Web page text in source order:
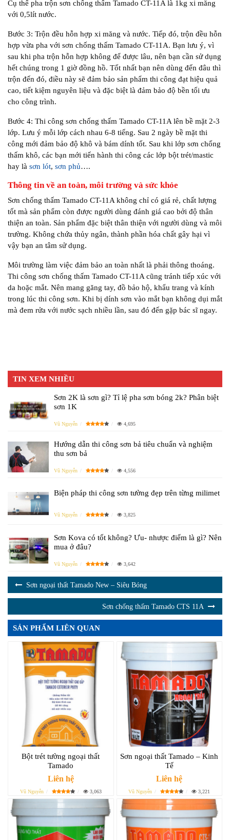
Cụ thể pha trộn sơn chống thấm Tamado CT-11A là 1kg xi măng
với 0,5lít nước.
Bước 3: Trộn đều hỗn hợp xi măng và nước. Tiếp đó, trộn đều hỗn
hợp vừa pha với sơn chống thấm Tamado CT-11A. Bạn lưu ý, vì
sau khi pha trộn hỗn hợp không để được lâu, nên bạn cần sử dụng
hết chúng trong 1 giờ đồng hồ. Tốt nhất bạn nên dùng đến đâu thì
trộn đến đó, điều này sẽ đảm bảo sản phẩm thi công đạt hiệu quả
cao, tiết kiệm nguyên liệu và đặc biệt là đảm bảo độ bền tối ưu
cho công trình.
Bước 4: Thi công sơn chống thấm Tamado CT-11A lên bề mặt 2-3
lớp. Lưu ý mỗi lớp cách nhau 6-8 tiếng. Sau 2 ngày bề mặt thi
công mới đảm bảo độ khô và bám dính tốt. Sau khi lớp sơn chống
thấm khô, các bạn mới tiến hành thi công các lớp bột trét/mastic
hay là sơn lót, sơn phủ….​
Thông tin về an toàn, môi trường và sức khỏe
Sơn chống thấm Tamado CT-11A không chỉ có giá rẻ, chất lượng
tốt mà sản phẩm còn được người dùng đánh giá cao bởi độ thân
thiện an toàn. Sản phẩm đặc biệt thân thiện với người dùng và môi
trường. Không chứa thủy ngân, thành phần hóa chất gây hại vì
vậy bạn an tâm sử dụng.
Môi trường làm việc đảm bảo an toàn nhất là phải thông thoáng.
Thi công sơn chống thấm Tamado CT-11A cũng tránh tiếp xúc với
da hoặc mắt. Nên mang găng tay, đồ bảo hộ, khẩu trang và kính
trong lúc thi công sơn. Khi bị dính sơn vào mắt bạn không dụi mắt
mà đem rửa với nước sạch nhiều lần, sau đó đến gặp bác sĩ ngay.
TIN XEM NHIỀU
Sơn 2K là sơn gì? Tỉ lệ pha sơn bóng 2k? Phân biệt
sơn 1K
Vũ Nguyễn 4,695
Hướng dẫn thi công sơn bả tiêu chuẩn và nghiệm
thu sơn bả
Vũ Nguyễn 4,556
Biện pháp thi công sơn tường đẹp trên từng milimet
Vũ Nguyễn 3,825
Sơn Kova có tốt không? Ưu- nhược điểm là gì? Nên
mua ở đâu?
Vũ Nguyễn 3,642
Sơn ngoại thất Tamado New – Siêu Bóng
Sơn chống thấm Tamado CTS 11A
SẢN PHẨM LIÊN QUAN
Bột trét tường ngoại thất
Tamado
Liên hệ
Vũ Nguyễn 3,063
Sơn ngoại thất Tamado – Kinh
Tế
Liên hệ
Vũ Nguyễn 3,221